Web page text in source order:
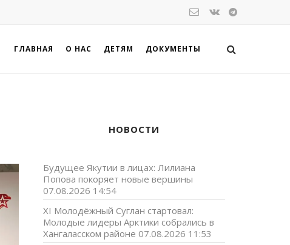
ГЛАВНАЯ О НАС ДЕТЯМ ДОКУМЕНТЫ
НОВОСТИ
Будущее Якутии в лицах: Лилиана
Попова покоряет новые вершины
07.08.2026 14:54
XI Молодёжный Суглан стартовал:
Молодые лидеры Арктики собрались в
Хангаласском районе 07.08.2026 11:53